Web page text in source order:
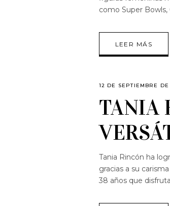
como Super Bowls,
LEER MÁS
12 DE SEPTIEMBRE
TANIA
Tania Rincón ha
gracias a su
38 años que